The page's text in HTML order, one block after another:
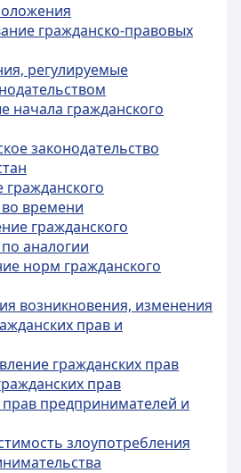
гражданско-правовых
регулируемые
начала гражданского
законодательство
гражданского
во времени
гражданского
аналогии
норм гражданского
возникновения, изменения
прав и
гражданских прав
прав
предпринимателей и
злоупотребления